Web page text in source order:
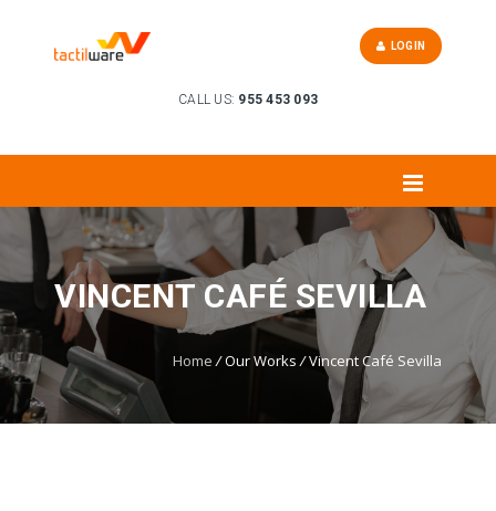
CALL US: 955 453 093
LOGIN
VINCENT CAFÉ SEVILLA
Home /Our Works/Vincent Café Sevilla